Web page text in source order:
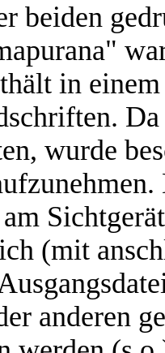
beiden
in
wurde
(mit
anderen